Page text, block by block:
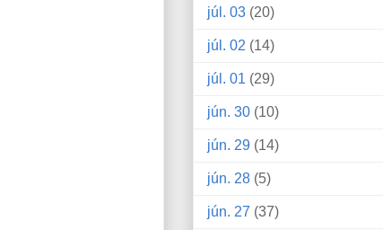
júl. 03 (20)
júl. 02 (14)
júl. 01 (29)
jún. 30 (10)
jún. 29 (14)
jún. 28 (5)
jún. 27 (37)